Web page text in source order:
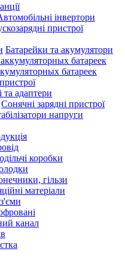
інвертори
пристрої
Батарейки та акумулятори
батареек
та адаптери
Сонячні зарядні пристрої
напруги
коробки
гільзи
матеріали
канал